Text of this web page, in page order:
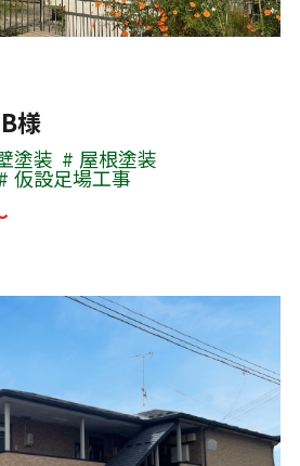
様
塗装 屋根塗装
仮設足場工事